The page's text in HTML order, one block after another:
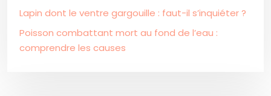
Lapin dont le ventre gargouille : faut-il s’inquiéter ?
Poisson combattant mort au fond de l’eau :
comprendre les causes